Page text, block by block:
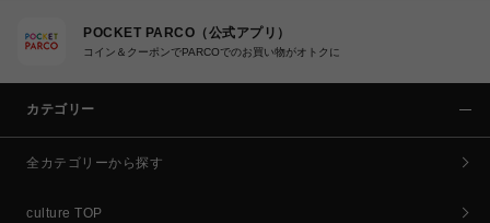
POCKET PARCO（公式アプリ）
コイン＆クーポンでPARCOでのお買い物がオトクに
カテゴリー
全カテゴリーから探す
culture TOP